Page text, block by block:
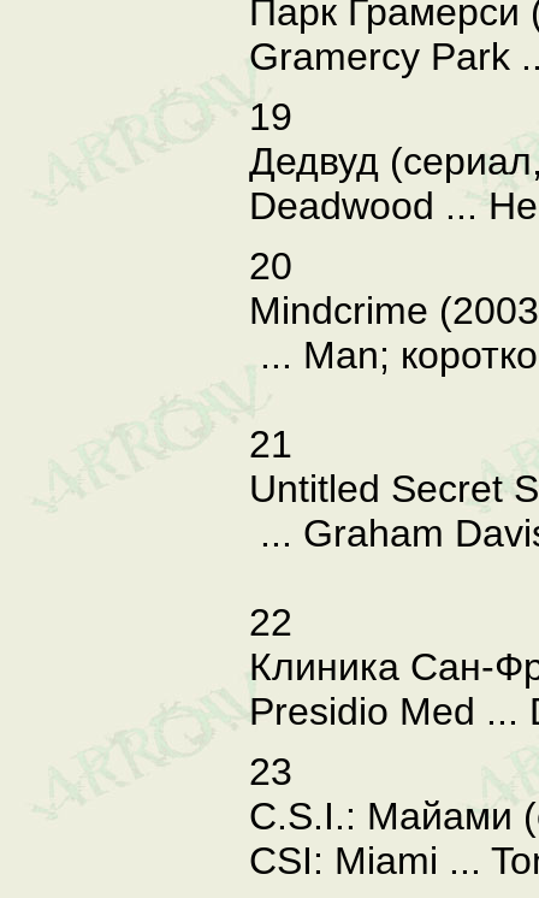
Парк Грамерси
Gramercy Park
19
Дедвуд
Deadwood ...
20
Mindcrime
... Man;
21
Untitled Secret
... Graham
22
Клиника Сан-
Presidio Med ...
23
C.S.I.: Майами
CSI: Miami ...